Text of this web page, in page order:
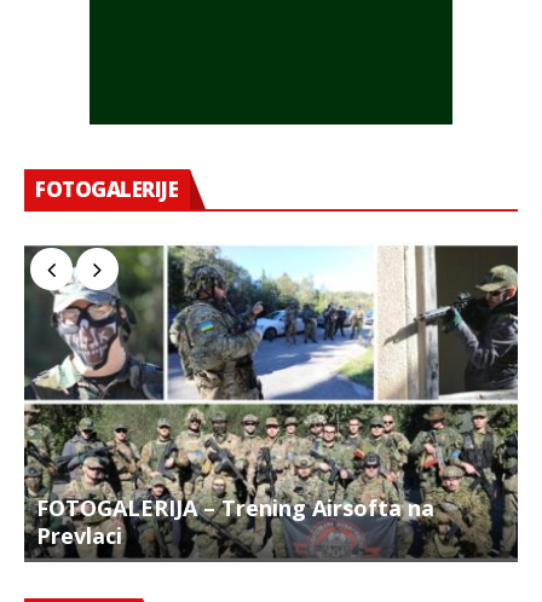
FOTOGALERIJE
FOTOGALERIJA – Trening Airsofta na
Prevlaci